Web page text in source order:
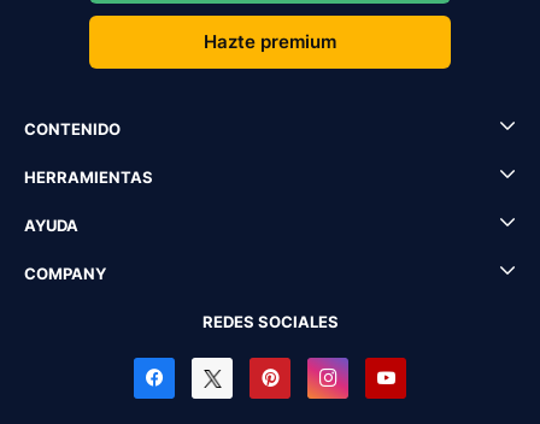
Hazte premium
CONTENIDO
HERRAMIENTAS
AYUDA
COMPANY
REDES SOCIALES